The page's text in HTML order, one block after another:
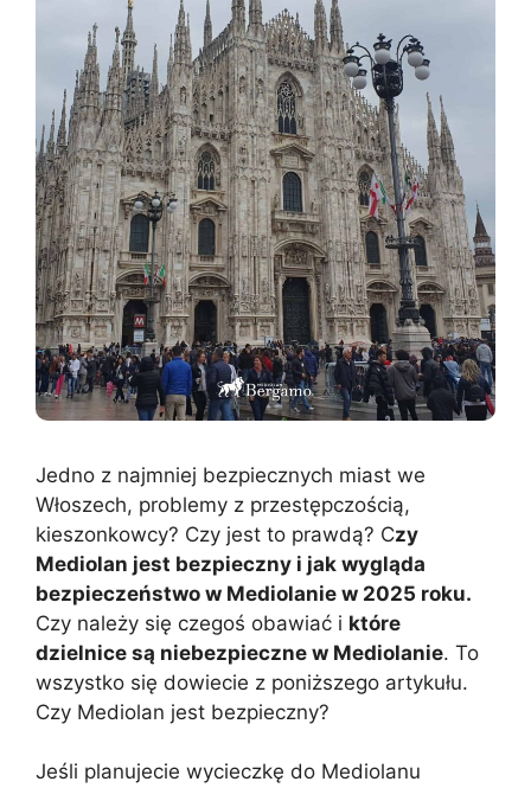
Jedno z najmniej bezpiecznych miast we
Włoszech, problemy z przestępczością,
kieszonkowcy? Czy jest to prawdą? Czy
Mediolan jest bezpieczny i jak wygląda
bezpieczeństwo w Mediolanie w 2025 roku.
Czy należy się czegoś obawiać i które
dzielnice są niebezpieczne w Mediolanie. To
wszystko się dowiecie z poniższego artykułu.
Czy Mediolan jest bezpieczny?
Jeśli planujecie wycieczkę do Mediolanu